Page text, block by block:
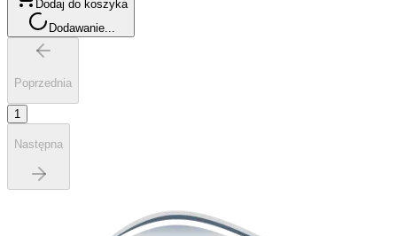
Dodaj do koszyka
Dodawanie...
Poprzednia
1
Następna